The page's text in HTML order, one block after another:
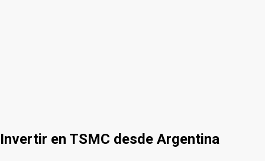
Invertir en TSMC desde Argentina